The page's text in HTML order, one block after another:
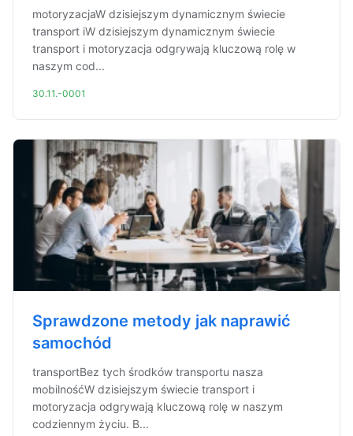
motoryzacjaW dzisiejszym dynamicznym świecie
transport iW dzisiejszym dynamicznym świecie
transport i motoryzacja odgrywają kluczową rolę w
naszym cod...
30.11.-0001
Sprawdzone metody jak naprawić
samochód
transportBez tych środków transportu nasza
mobilnośćW dzisiejszym świecie transport i
motoryzacja odgrywają kluczową rolę w naszym
codziennym życiu. B...